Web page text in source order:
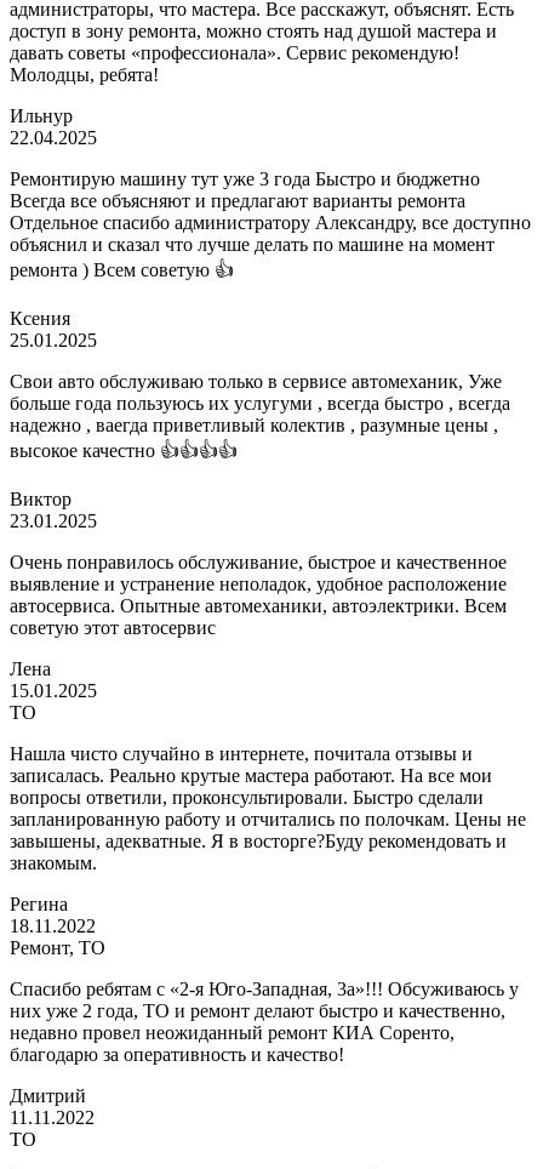
администраторы, что мастера. Все расскажут, объяснят. Есть
доступ в зону ремонта, можно стоять над душой мастера и
давать советы «профессионала». Сервис рекомендую!
Молодцы, ребята!
Ильнур
22.04.2025
Ремонтирую машину тут уже 3 года Быстро и бюджетно
Всегда все объясняют и предлагают варианты ремонта
Отдельное спасибо администратору Александру, все доступно
объяснил и сказал что лучше делать по машине на момент
ремонта ) Всем советую 👍
Ксения
25.01.2025
Свои авто обслуживаю только в сервисе автомеханик, Уже
больше года пользуюсь их услугуми , всегда быстро , всегда
надежно , ваегда приветливый колектив , разумные цены ,
высокое качестно 👍👍👍👍
Виктор
23.01.2025
Очень понравилось обслуживание, быстрое и качественное
выявление и устранение неполадок, удобное расположение
автосервиса. Опытные автомеханики, автоэлектрики. Всем
советую этот автосервис
Лена
15.01.2025
ТО
Нашла чисто случайно в интернете, почитала отзывы и
записалась. Реально крутые мастера работают. На все мои
вопросы ответили, проконсультировали. Быстро сделали
запланированную работу и отчитались по полочкам. Цены не
завышены, адекватные. Я в восторге?Буду рекомендовать и
знакомым.
Регина
18.11.2022
Ремонт, ТО
Спасибо ребятам с «2-я Юго-Западная, 3а»!!! Обсуживаюсь у
них уже 2 года, ТО и ремонт делают быстро и качественно,
недавно провел неожиданный ремонт КИА Соренто,
благодарю за оперативность и качество!
Дмитрий
11.11.2022
ТО